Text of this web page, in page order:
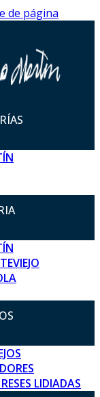
de página
LIDIADAS